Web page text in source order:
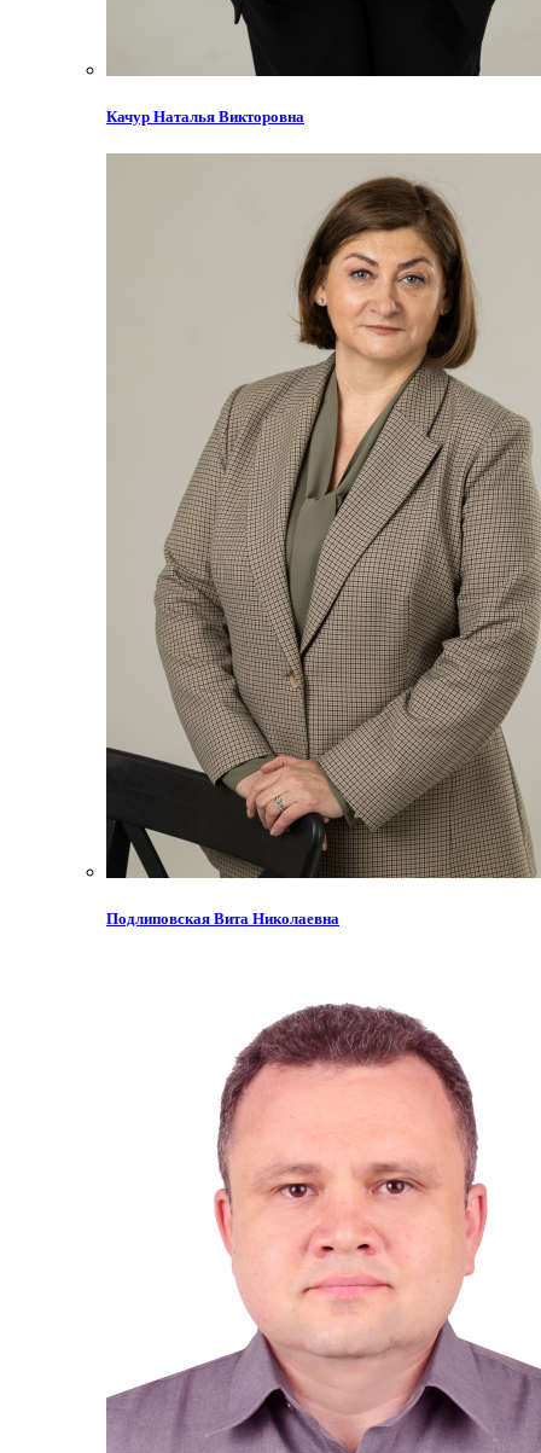
Качур Наталья Викторовна
Подлиповская Вита Николаевна